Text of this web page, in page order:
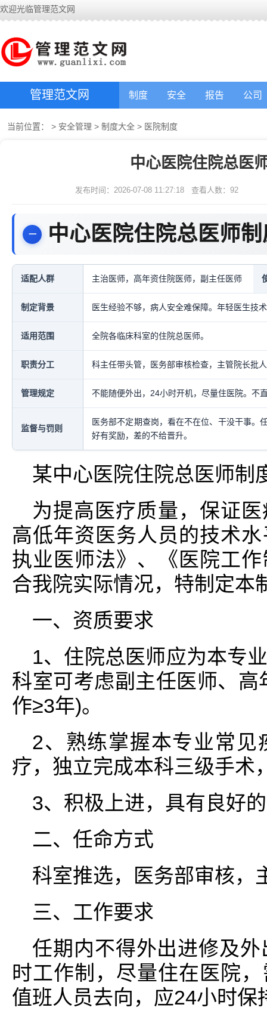
欢迎光临管理范文网
管理范文网 制度 安全 报告 公司
当前位置： > 安全管理 > 制度大全 > 医院制度
中心医院住院总医
发布时间：2026-07-08 11:27:18 查看人数： 92
中心医院住院总医师
适配人群 主治医师，高年资住院医师，副主任医师
制定背景 医生经验不够，病人安全难保障。年轻医生技
适用范围 全院各临床科室的住院总医师。
职责分工 科主任带头管，医务部审核检查，主管院长批
管理规定 不能随便外出，24小时开机，尽量住医院。不
监督与罚则
医务部不定期查岗，看在不在位、干没干事。
好有奖励，差的不给晋升。
某中心医院住院总医师制
为提高医疗质量，保证
高低年资医务人员的技术
执业医师法》、《医院工
合我院实际情况，特制定本
一、资质要求
1、住院总医师应为本专
科室可考虑副主任医师、
作≥3年)。
2、熟练掌握本专业常见
疗，独立完成本科三级手术
3、积极上进，具有良好
二、任命方式
科室推选，医务部审核，
三、工作要求
任期内不得外出进修及
时工作制，尽量住在医院
值班人员去向，应24小时保